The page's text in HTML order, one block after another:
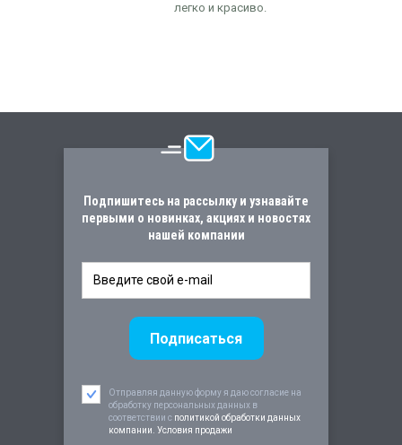
легко и красиво.
Подпишитесь на рассылку и узнавайте
первыми о новинках, акциях и новостях
нашей компании
Отправляя данную форму я даю согласие на
обработку персональных данных в
соответствии c политикой обработки данных
компании. Условия продажи